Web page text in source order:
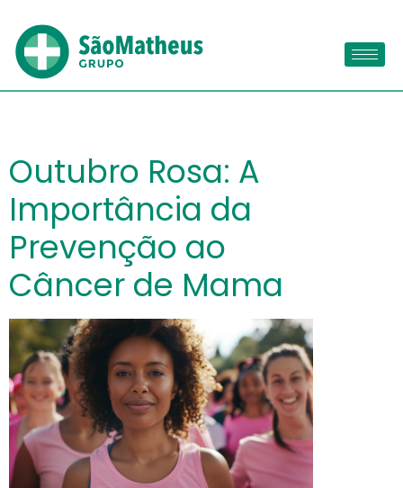
Outubro Rosa: A
Importância da
Prevenção ao
Câncer de Mama